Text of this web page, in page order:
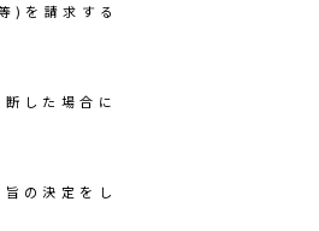
)を請求する
した場合に
の決定をし